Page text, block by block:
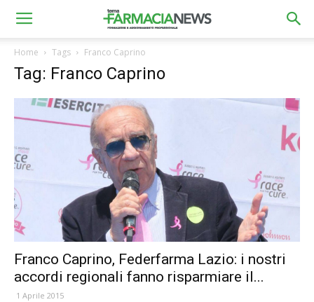
Home Tags Franco Caprino
Tag: Franco Caprino
Franco Caprino, Federfarma Lazio: i nostri
accordi regionali fanno risparmiare il...
1 Aprile 2015